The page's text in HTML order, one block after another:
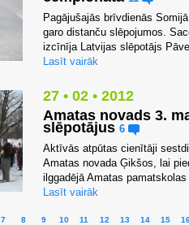
Pagājušajās brīvdienās
garo distanču slēpojumos.
izcīnīja Latvijas slēpotājs
Lasīt vairāk
27 • 02 • 2012
Amatas novads 3.
slēpotājus 6
Aktīvās atpūtas cienītāji
Amatas novada Ģikšos, lai
ilggadējā Amatas
Lasīt vairāk
7 8 9 10 11 12 13 14 15